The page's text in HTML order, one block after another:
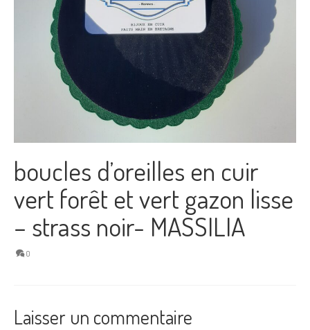
boucles d’oreilles en cuir
vert forêt et vert gazon lisse
– strass noir- MASSILIA
0
Laisser un commentaire